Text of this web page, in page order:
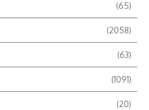
(65)
(2058)
(63)
(1091)
(20)